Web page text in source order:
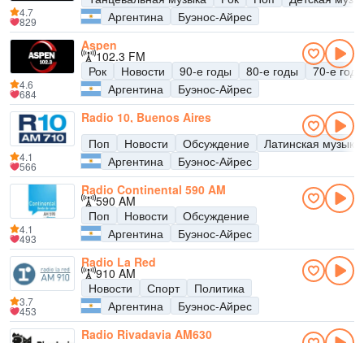
Аргентина
Буэнос-Айрес
4.7
829
Aspen
102.3 FM
Рок
Новости 90-е годы 80-е годы
70-е годы
Аргентина
Буэнос-Айрес
4.6
684
Radio 10, Buenos Aires
Поп
Новости Обсуждение
Латинская музыка
Аргентина
Буэнос-Айрес
4.1
566
Radio Continental 590 AM
590 AM
Поп
Новости
Обсуждение
Аргентина
Буэнос-Айрес
4.1
493
Radio La Red
910 AM
Новости
Спорт
Политика
Аргентина
Буэнос-Айрес
3.7
453
Radio Rivadavia AM630